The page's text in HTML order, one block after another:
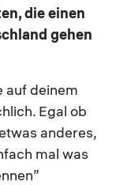
die einen
gehen
auf deinem
Egal ob
anderes,
mal was